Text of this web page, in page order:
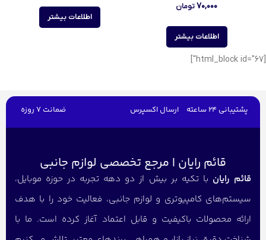
۷۰,۰۰۰تومان
اطلاعات بیشتر
اطلاعات بیشتر
[html_block id="67"]
پشتیبانی 24 ساعته ارسال اکسپرس ضمانت 7 روزه
قائم رایان | مرجع تخصصی لوازم جانبی
قائم رایان با تکیه بر بیش از دو دهه تجربه در حوزه موبایل،
سیستم‌های کامپیوتری و لوازم جانبی، فعالیت خود را با هدف
ارائه محصولات باکیفیت و قابل اعتماد آغاز کرده است. ما با